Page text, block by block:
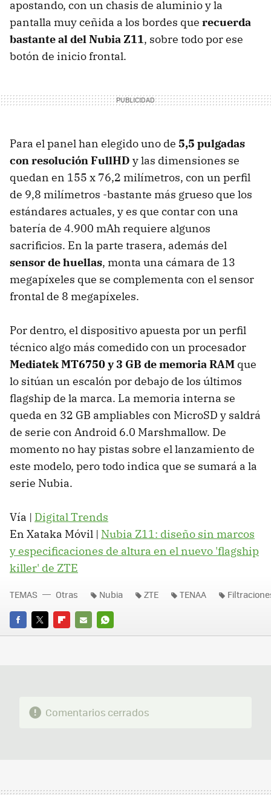
apostando, con un chasis de aluminio y la
pantalla muy ceñida a los bordes que recuerda
bastante al del Nubia Z11, sobre todo por ese
botón de inicio frontal.
Para el panel han elegido uno de 5,5 pulgadas
con resolución FullHD y las dimensiones se
quedan en 155 x 76,2 milímetros, con un perfil
de 9,8 milímetros -bastante más grueso que los
estándares actuales, y es que contar con una
batería de 4.900 mAh requiere algunos
sacrificios. En la parte trasera, además del
sensor de huellas, monta una cámara de 13
megapíxeles que se complementa con el sensor
frontal de 8 megapíxeles.
Por dentro, el dispositivo apuesta por un perfil
técnico algo más comedido con un procesador
Mediatek MT6750 y 3 GB de memoria RAM que
lo sitúan un escalón por debajo de los últimos
flagship de la marca. La memoria interna se
queda en 32 GB ampliables con MicroSD y saldrá
de serie con Android 6.0 Marshmallow. De
momento no hay pistas sobre el lanzamiento de
este modelo, pero todo indica que se sumará a la
serie Nubia.
Vía | Digital Trends
En Xataka Móvil | Nubia Z11: diseño sin marcos
y especificaciones de altura en el nuevo 'flagship
killer' de ZTE
FACEBOOK
TWITTERFLIPBOARD
E-
WHATSAPP
TEMAS Otras Nubia ZTE TENAA
Comentarios cerrados